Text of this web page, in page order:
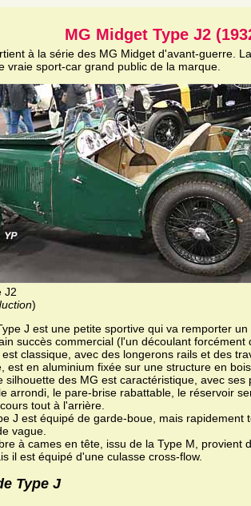
MG Midget Type J2
à la série des MG Midget d'avant-guerre.
vraie sport-car grand public de la marque.
J2
)
J est une petite sportive qui va remporter
succès commercial (l'un découlant forcément
classique, avec des longerons rails et des
est en aluminium fixée sur une structure en
silhouette des MG est caractéristique, avec
arrondi, le pare-brise rabattable, le réservoir
tout à l'arrière.
J est équipé de garde-boue, mais rapidement
vague.
à cames en tête, issu de la Type M, provient
il est équipé d'une culasse cross-flow.
Type J